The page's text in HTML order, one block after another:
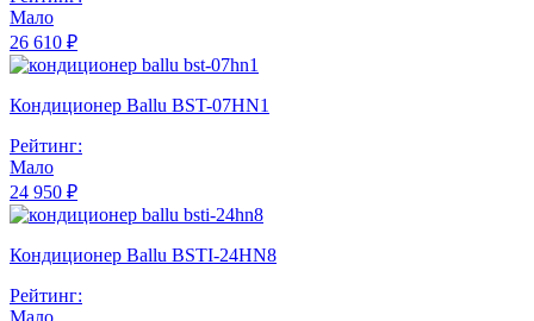
Мало
26 610 ₽
Кондиционер Ballu BST-07HN1
Рейтинг:
Мало
24 950 ₽
Кондиционер Ballu BSTI-24HN8
Рейтинг: